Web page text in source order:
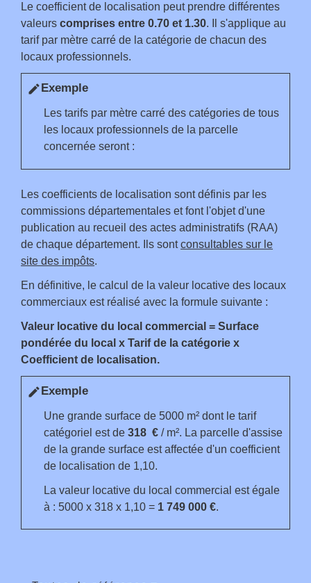
Le coefficient de localisation peut prendre différentes
valeurs comprises entre 0.70 et 1.30. Il s'applique au
tarif par mètre carré de la catégorie de chacun des
locaux professionnels.
edit Exemple
Les tarifs par mètre carré des catégories de tous
les locaux professionnels de la parcelle
concernée seront :
Les coefficients de localisation sont définis par les
commissions départementales et font l'objet d'une
publication au recueil des actes administratifs (RAA)
de chaque département. Ils sontconsultables sur le
site des impôts.
En définitive, le calcul de la valeur locative des locaux
commerciaux est réalisé avec la formule suivante :
Valeur locative du local commercial = Surface
pondérée du local x Tarif de la catégorie x
Coefficient de localisation.
editExemple
Une grande surface de 5000 m² dont le tarif
catégoriel est de 318 € / m². La parcelle d'assise
de la grande surface est affectée d'un coefficient
de localisation de 1,10.
La valeur locative du local commercial est égale
à : 5000 x 318 x 1,10 = 1 749 000 €.